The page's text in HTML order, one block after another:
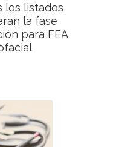
los listados
la fase
para FEA